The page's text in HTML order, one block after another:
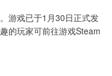
游戏已于1月30日正式发
的玩家可前往游戏Steam